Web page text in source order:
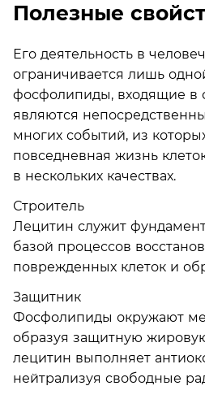
Полезные
Его деятельность в
ограничивается лишь
фосфолипиды, входящие в
являются
многих событий, из
повседневная жизнь
в нескольких качествах.
Строитель
Лецитин служит
базой процессов
поврежденных клеток и
Защитник
Фосфолипиды окружают
образуя защитную
лецитин выполняет
нейтрализуя свободные